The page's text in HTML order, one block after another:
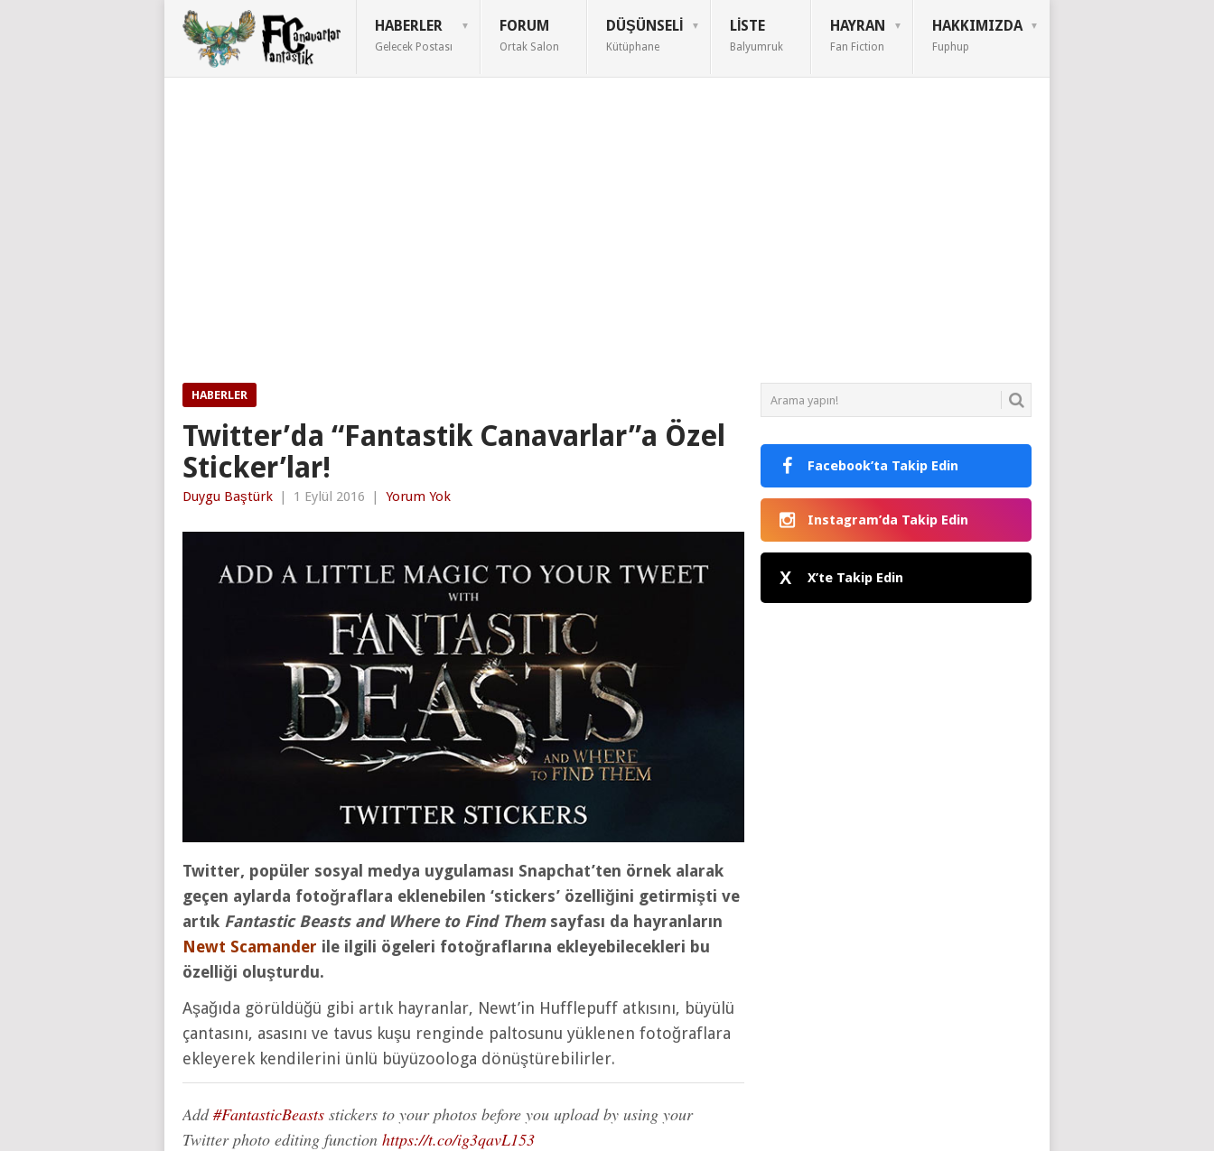
HABERLER
Gelecek Postası
FORUM
Ortak Salon
DÜŞÜNSELI
Kütüphane
LISTE
Balyumruk
HAYRAN
Fan Fiction
HAKKIMIZDA
Fuphup
HABERLER
Twitter’da “Fantastik Canavarlar”a Özel
Sticker’lar!
Duygu Baştürk | 1 Eylül 2016 | Yorum Yok
Twitter, popüler sosyal medya uygulaması Snapchat’ten örnek alarak
geçen aylarda fotoğraflara eklenebilen ‘stickers’ özelliğini getirmişti ve
artık Fantastic Beasts and Where to Find Themsayfası da hayranların
Newt Scamander ile ilgili ögeleri fotoğraflarına ekleyebilecekleri bu
özelliği oluşturdu.
Aşağıda görüldüğü gibi artık hayranlar, Newt’in Hufflepuff atkısını, büyülü
çantasını, asasını ve tavus kuşu renginde paltosunu yüklenen fotoğraflara
ekleyerek kendilerini ünlü büyüzoologa dönüştürebilirler.
Add#FantasticBeasts stickers to your photos before you upload by using your
Twitter photo editing function https://t.co/ig3qavL153
Facebook’ta Takip Edin
Instagram’da Takip Edin
X X’te Takip Edin